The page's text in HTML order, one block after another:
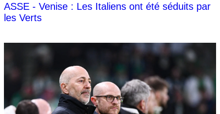
ASSE - Venise : Les Italiens ont été séduits par
les Verts